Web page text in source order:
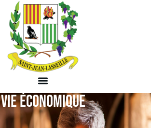
VIE ÉCONOMIQUE